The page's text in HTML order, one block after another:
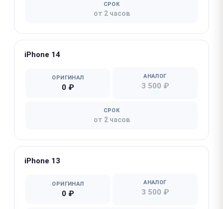
СРОК
от 2 часов
iPhone 14
ОРИГИНАЛ
0 ₽
АНАЛОГ
3 500 ₽
СРОК
от 2 часов
iPhone 13
ОРИГИНАЛ
0 ₽
АНАЛОГ
3 500 ₽